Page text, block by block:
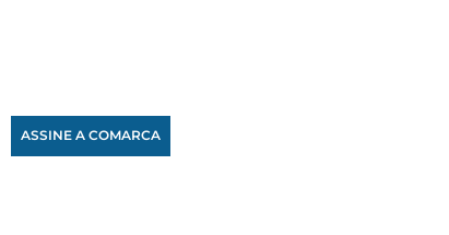
ASSINE A COMARCA